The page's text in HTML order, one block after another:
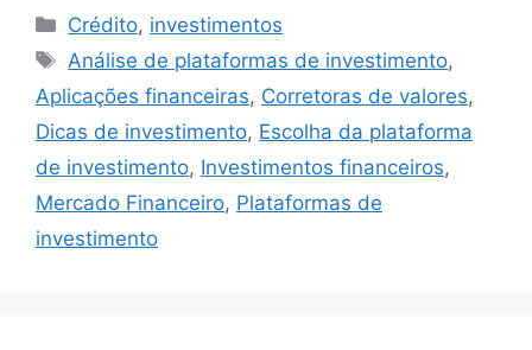
Categorias
Crédito, investimentos
Tags
Análise de plataformas de investimento,
Aplicações financeiras, Corretoras de valores,
Dicas de investimento, Escolha da plataforma
de investimento, Investimentos financeiros,
Mercado Financeiro, Plataformas de
investimento